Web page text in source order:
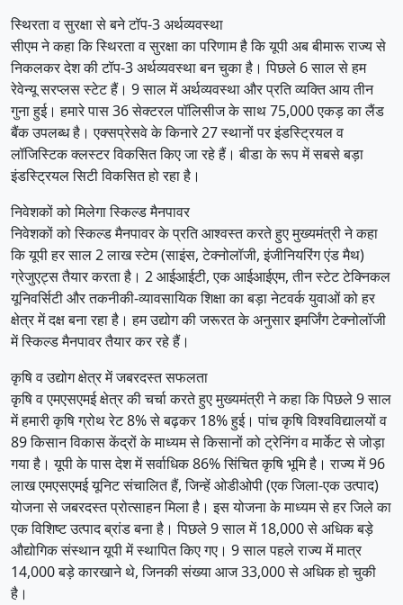
स्थिरता व सुरक्षा से बने टॉप-3 अर्थव्यवस्था
सीएम ने कहा कि स्थिरता व सुरक्षा का परिणाम है कि यूपी अब बीमारू राज्य से
निकलकर देश की टॉप-3 अर्थव्यवस्था बन चुका है। पिछले 6 साल से हम
रेवेन्यू सरप्लस स्टेट हैं। 9 साल में अर्थव्यवस्था और प्रति व्यक्ति आय तीन
गुना हुई। हमारे पास 36 सेक्टरल पॉलिसीज के साथ 75,000 एकड़ का लैंड
बैंक उपलब्ध है। एक्सप्रेसवे के किनारे 27 स्थानों पर इंडस्ट्रियल व
लॉजिस्टिक क्लस्टर विकसित किए जा रहे हैं। बीडा के रूप में सबसे बड़ा
इंडस्ट्रियल सिटी विकसित हो रहा है।
निवेशकों को मिलेगा स्किल्ड मैनपावर
निवेशकों को स्किल्ड मैनपावर के प्रति आश्वस्त करते हुए मुख्यमंत्री ने कहा
कि यूपी हर साल 2 लाख स्टेम (साइंस, टेक्नोलॉजी, इंजीनियरिंग एंड मैथ)
ग्रेजुएट्स तैयार करता है। 2 आईआईटी, एक आईआईएम, तीन स्टेट टेक्निकल
यूनिवर्सिटी और तकनीकी-व्यावसायिक शिक्षा का बड़ा नेटवर्क युवाओं को हर
क्षेत्र में दक्ष बना रहा है। हम उद्योग की जरूरत के अनुसार इमर्जिंग टेक्नोलॉजी
में स्किल्ड मैनपावर तैयार कर रहे हैं।
कृषि व उद्योग क्षेत्र में जबरदस्त सफलता
कृषि व एमएसएमई क्षेत्र की चर्चा करते हुए मुख्यमंत्री ने कहा कि पिछले 9 साल
में हमारी कृषि ग्रोथ रेट 8% से बढ़कर 18% हुई। पांच कृषि विश्वविद्यालयों व
89 किसान विकास केंद्रों के माध्यम से किसानों को ट्रेनिंग व मार्केट से जोड़ा
गया है। यूपी के पास देश में सर्वाधिक 86% सिंचित कृषि भूमि है। राज्य में 96
लाख एमएसएमई यूनिट संचालित हैं, जिन्हें ओडीओपी (एक जिला-एक उत्पाद)
योजना से जबरदस्त प्रोत्साहन मिला है। इस योजना के माध्यम से हर जिले का
एक विशिष्ट उत्पाद ब्रांड बना है। पिछले 9 साल में 18,000 से अधिक बड़े
औद्योगिक संस्थान यूपी में स्थापित किए गए। 9 साल पहले राज्य में मात्र
14,000 बड़े कारखाने थे, जिनकी संख्या आज 33,000 से अधिक हो चुकी
है।